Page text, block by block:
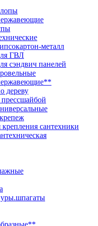
металл
ГВЛ
сэндвич панелей
дереву
сантехники